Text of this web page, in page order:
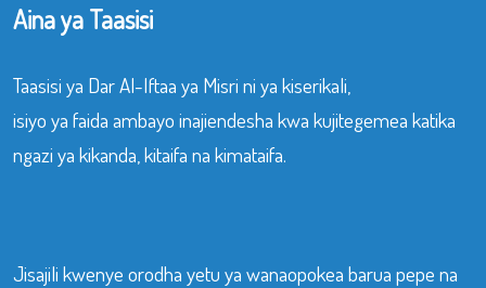
Aina ya Taasisi
Taasisi ya Dar Al-Iftaa ya Misri ni ya kiserikali,
isiyo ya faida ambayo inajiendesha kwa kujitegemea katika
ngazi ya kikanda, kitaifa na kimataifa.
Jisajili kwenye orodha yetu ya wanaopokea barua pepe na